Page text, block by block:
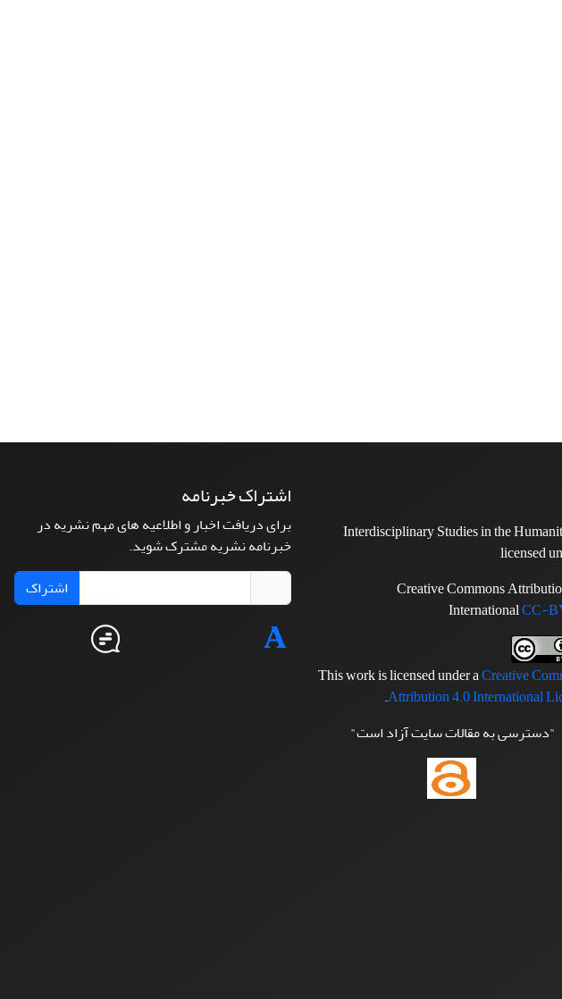
Interdisciplinary Studies in the
licensed
Creative Commons
InternationalCC-
This work is licensed under aCreative
Attribution 4.0 International
.
"دسترسی به مقالات سایت آزاد است"
اشتراک خبرنامه
برای دریافت اخبار و اطلاعیه های مهم نشریه در
خبرنامه نشریه مشترک شوید.
اشتراک